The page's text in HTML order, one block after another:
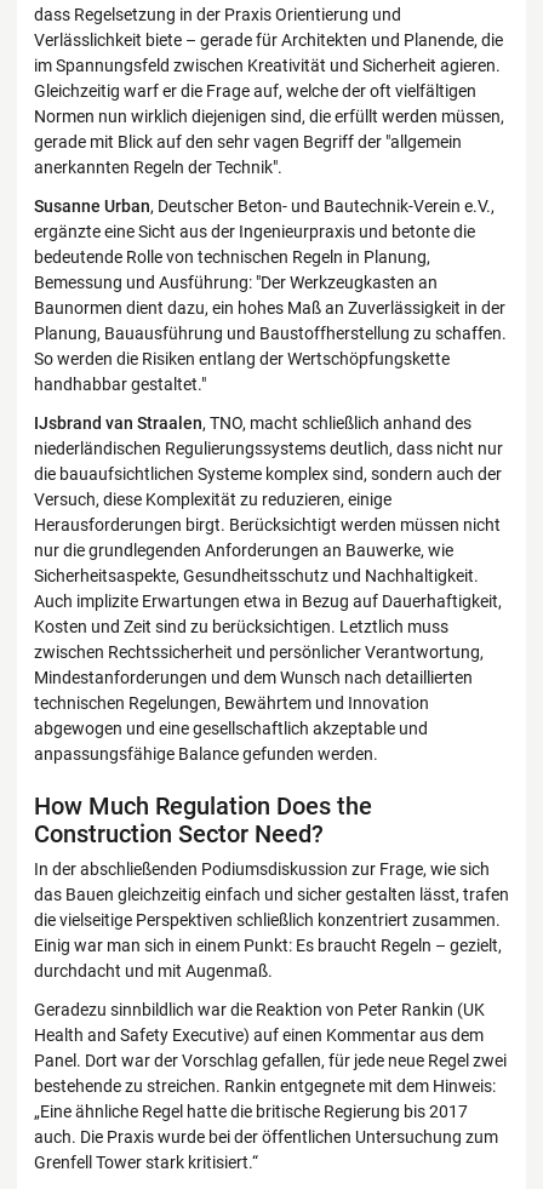
dass Regelsetzung in der Praxis Orientierung und
Verlässlichkeit biete – gerade für Architekten und Planende, die
im Spannungsfeld zwischen Kreativität und Sicherheit agieren.
Gleichzeitig warf er die Frage auf, welche der oft vielfältigen
Normen nun wirklich diejenigen sind, die erfüllt werden müssen,
gerade mit Blick auf den sehr vagen Begriff der "allgemein
anerkannten Regeln der Technik".
Susanne Urban, Deutscher Beton- und Bautechnik-Verein e.V.,
ergänzte eine Sicht aus der Ingenieurpraxis und betonte die
bedeutende Rolle von technischen Regeln in Planung,
Bemessung und Ausführung: "Der Werkzeugkasten an
Baunormen dient dazu, ein hohes Maß an Zuverlässigkeit in der
Planung, Bauausführung und Baustoffherstellung zu schaffen.
So werden die Risiken entlang der Wertschöpfungskette
handhabbar gestaltet."
IJsbrand van Straalen, TNO, macht schließlich anhand des
niederländischen Regulierungssystems deutlich, dass nicht nur
die bauaufsichtlichen Systeme komplex sind, sondern auch der
Versuch, diese Komplexität zu reduzieren, einige
Herausforderungen birgt. Berücksichtigt werden müssen nicht
nur die grundlegenden Anforderungen an Bauwerke, wie
Sicherheitsaspekte, Gesundheitsschutz und Nachhaltigkeit.
Auch implizite Erwartungen etwa in Bezug auf Dauerhaftigkeit,
Kosten und Zeit sind zu berücksichtigen. Letztlich muss
zwischen Rechtssicherheit und persönlicher Verantwortung,
Mindestanforderungen und dem Wunsch nach detaillierten
technischen Regelungen, Bewährtem und Innovation
abgewogen und eine gesellschaftlich akzeptable und
anpassungsfähige Balance gefunden werden.
How Much Regulation Does the
Construction Sector Need?
In der abschließenden Podiumsdiskussion zur Frage, wie sich
das Bauen gleichzeitig einfach und sicher gestalten lässt, trafen
die vielseitige Perspektiven schließlich konzentriert zusammen.
Einig war man sich in einem Punkt: Es braucht Regeln – gezielt,
durchdacht und mit Augenmaß.
Geradezu sinnbildlich war die Reaktion von Peter Rankin (UK
Health and Safety Executive) auf einen Kommentar aus dem
Panel. Dort war der Vorschlag gefallen, für jede neue Regel zwei
bestehende zu streichen. Rankin entgegnete mit dem Hinweis:
„Eine ähnliche Regel hatte die britische Regierung bis 2017
auch. Die Praxis wurde bei der öffentlichen Untersuchung zum
Grenfell Tower stark kritisiert.“